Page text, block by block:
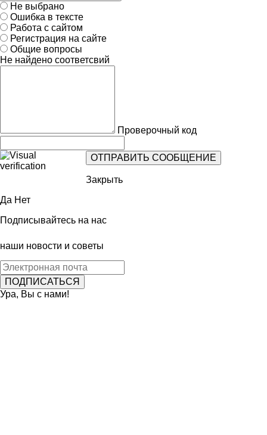
Не выбрано
Ошибка в тексте
Работа с сайтом
Регистрация на сайте
Общие вопросы
Не найдено соответсвий
Проверочный код
Закрыть
Да Нет
Подписывайтесь на нас
наши новости и советы
Ура, Вы с нами!